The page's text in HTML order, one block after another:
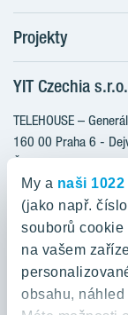
My a naši
(jako např.
souborů cookie
na vašem
obsahu,
Postup koupě
Klientské změny
Aktuality
Blog
Kariéra
O nás
YIT PLUS
Projekty
RANTA Barrandov III
RANTA Barrandov IV
TOIVO Roztyly II
KALEVALA
VIRTA Kladno
KATTILA Kamýk
ROSALA
YIT Czechia s.r.o.
TELEHOUSE –
160 00 Praha 6 -
Česká republika
800 200 666
Telefon na centrální
+420 224 318 261